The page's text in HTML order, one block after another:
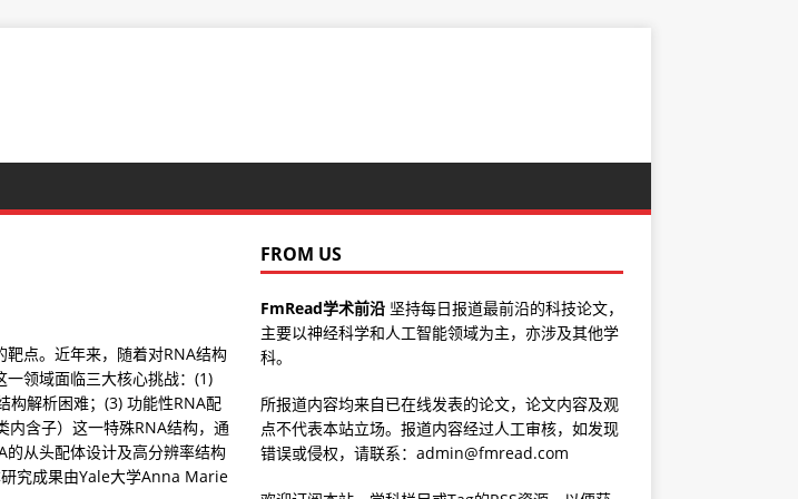
靶点。近年来，随着对RNA结构
领域面临三大核心挑战：(1)
构解析困难；(3) 功能性RNA配
含子）这一特殊RNA结构，通
从头配体设计及高分辨率结构
究成果由Yale大学Anna Marie
FROM US
FmRead学术前沿坚持每日报道最前沿的科技论文，
主要以神经科学和人工智能领域为主，亦涉及其他学
科。
所报道内容均来自已在线发表的论文，论文内容及观
点不代表本站立场。报道内容经过人工审核，如发现
错误或侵权，请联系：admin@fmread.com